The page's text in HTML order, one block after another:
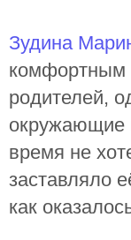
Зудина
комфортным
родителей,
окружающие
время не
заставляло
как